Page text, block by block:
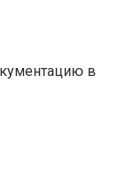
в